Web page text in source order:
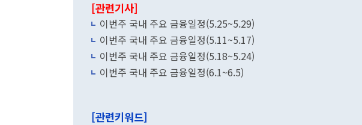
[관련기사]
이번주 국내 주요 금융일정(5.25~5.29)
이번주 국내 주요 금융일정(5.11~5.17)
이번주 국내 주요 금융일정(5.18~5.24)
이번주 국내 주요 금융일정(6.1~6.5)
[관련키워드]